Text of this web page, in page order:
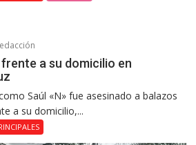
a su domicilio en
Saúl «N» fue asesinado a balazos
a su domicilio,...